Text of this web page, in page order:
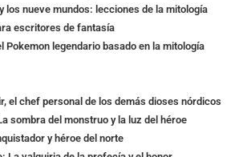
los nueve mundos: lecciones de la mitología
escritores de fantasía
Pokemon legendario basado en la mitología
el chef personal de los demás dioses nórdicos
sombra del monstruo y la luz del héroe
y héroe del norte